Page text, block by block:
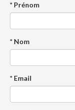
* Prénom
* Nom
* Email